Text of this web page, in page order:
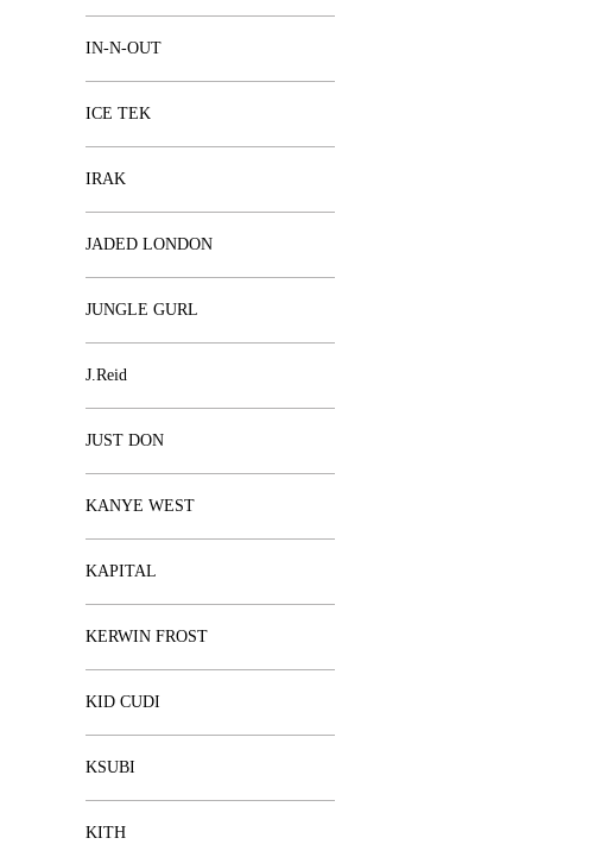
IN-N-OUT
ICE TEK
IRAK
JADED LONDON
JUNGLE GURL
J.Reid
JUST DON
KANYE WEST
KAPITAL
KERWIN FROST
KID CUDI
KSUBI
KITH